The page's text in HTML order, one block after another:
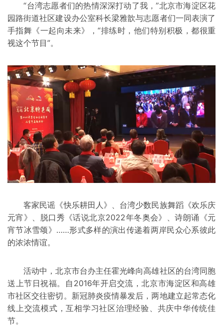
“台湾志愿者们的热情深深打动了我，”北京市海淀区花
园路街道社区建设办公室科长梁雅歆与志愿者们一同表演了
手指舞《一起向未来》，“排练时，他们特别积极，都很重
视这个节目”。
客家民谣《快乐耕田人》、台湾少数民族舞蹈《欢乐庆
元宵》、脱口秀《话说北京2022年冬奥会》、诗朗诵《元
宵节冰雪颂》……形式多样的演出传递着两岸民众心系彼此
的浓浓情谊。
活动中，北京市台办主任霍光峰向高雄社区的台湾同胞
送上节日祝福。自2016年开启交流，北京市海淀区和高雄
市社区交往密切。新冠肺炎疫情暴发后，两地建立起常态化
线上交流模式，互相学习社区治理经验、共庆中华传统佳
节。